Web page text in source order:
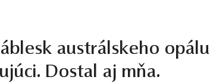
austrálskeho opálu
Dostal aj mňa.